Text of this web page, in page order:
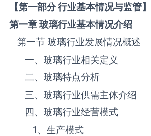
【第一部分 行业基本情况与监管】
第一章玻璃行业基本情况介绍
第一节 ‌‌‌‌玻璃‌‌‌‌‌‌‌‌‌‌‌‌‌行业发展情况概述
一、‌‌‌‌玻璃‌‌‌‌‌‌‌‌‌‌‌‌‌行业相关定义
二、‌‌‌‌玻璃‌‌‌‌‌‌‌‌‌‌‌‌‌特点分析
三、‌‌‌‌玻璃‌‌‌‌‌‌‌‌‌‌‌‌‌行业供需主体介绍
四、‌‌‌‌玻璃‌‌‌‌‌‌‌‌‌‌‌‌‌行业经营模式
1、生产模式